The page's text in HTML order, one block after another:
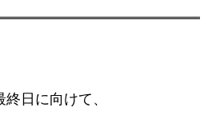
日に向けて、